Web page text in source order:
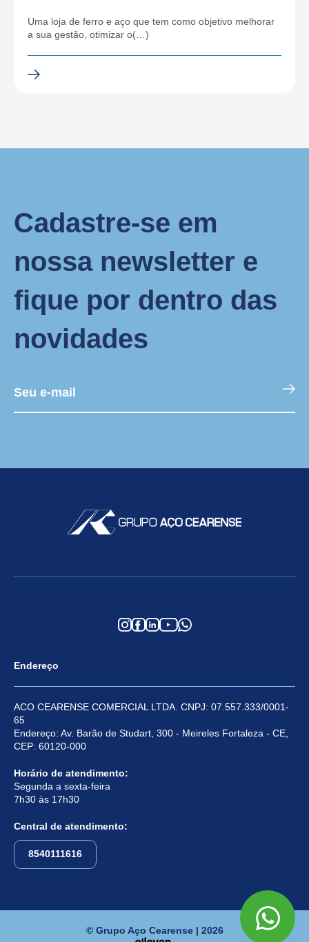
Uma loja de ferro e aço que tem como objetivo melhorar
a sua gestão, otimizar o(…)
Cadastre-se em
nossa newsletter e
fique por dentro das
novidades
Endereço
ACO CEARENSE COMERCIAL LTDA. CNPJ: 07.557.333/0001-
65
Endereço: Av. Barão de Studart, 300 - Meireles Fortaleza - CE,
CEP: 60120-000
Horário de atendimento:
Segunda a sexta-feira
7h30 às 17h30
Central de atendimento:
8540111616
© Grupo Aço Cearense | 2026